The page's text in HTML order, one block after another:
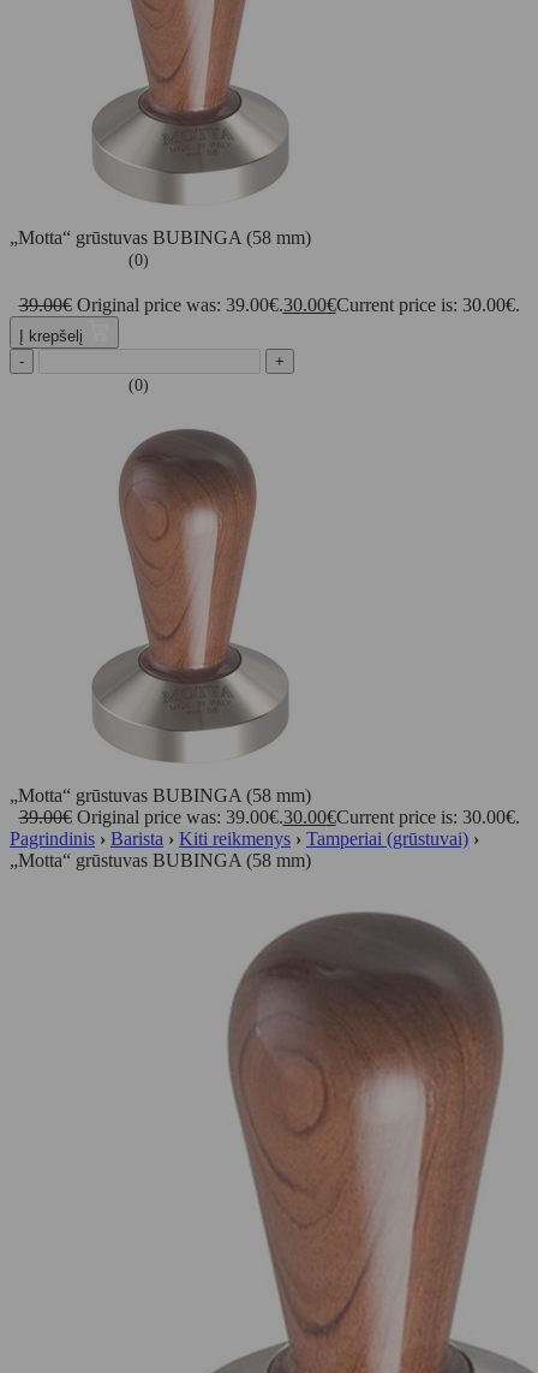
„Motta“ grūstuvas BUBINGA (58 mm)
(0)
39.00€ Original price was: 39.00€.30.00€Current price is: 30.00€.
Į krepšelį
-
+
(0)
„Motta“ grūstuvas BUBINGA (58 mm)
39.00€ Original price was: 39.00€.30.00€Current price is: 30.00€.
Pagrindinis › Barista › Kiti reikmenys › Tamperiai (grūstuvai) ›
„Motta“ grūstuvas BUBINGA (58 mm)